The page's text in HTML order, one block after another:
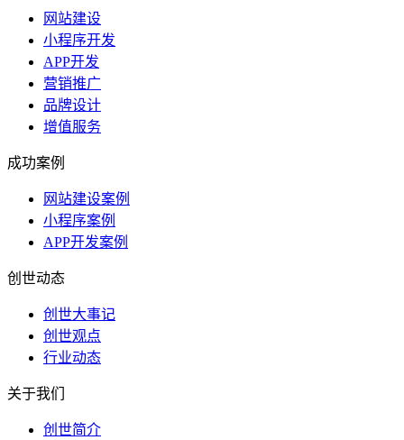
网站建设
小程序开发
APP开发
营销推广
品牌设计
增值服务
成功案例
网站建设案例
小程序案例
APP开发案例
创世动态
创世大事记
创世观点
行业动态
关于我们
创世简介